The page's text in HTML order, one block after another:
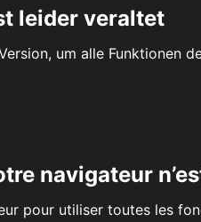
leider veraltet
um alle Funktionen
navigateur
pour utiliser toutes les